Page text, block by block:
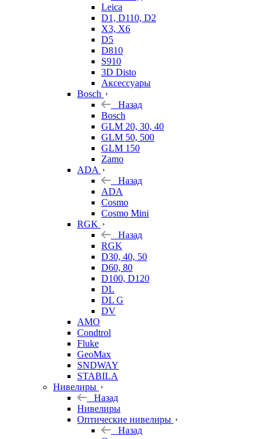
Leica
D1, D110, D2
X3, X6
D5
D810
S910
3D Disto
Аксессуары
Bosch
Назад
Bosch
GLM 20, 30, 40
GLM 50, 500
GLM 150
Zamo
ADA
Назад
ADA
Cosmo
Cosmo Mini
RGK
Назад
RGK
D30, 40, 50
D60, 80
D100, D120
DL
DL G
DV
AMO
Condtrol
Fluke
GeoMax
SNDWAY
STABILA
Нивелиры
Назад
Нивелиры
Оптические нивелиры
Назад